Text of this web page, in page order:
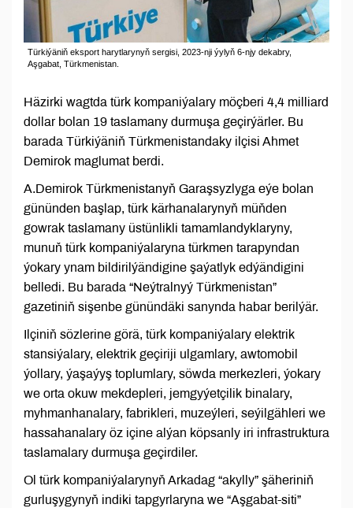
Türkiýäniň eksport harytlarynyň sergisi, 2023-nji ýylyň 6-njy dekabry,
Aşgabat, Türkmenistan.
Häzirki wagtda türk kompaniýalary möçberi 4,4 milliard
dollar bolan 19 taslamany durmuşa geçirýärler. Bu
barada Türkiýäniň Türkmenistandaky ilçisi Ahmet
Demirok maglumat berdi.
A.Demirok Türkmenistanyň Garaşsyzlyga eýe bolan
gününden başlap, türk kärhanalarynyň müňden
gowrak taslamany üstünlikli tamamlandyklaryny,
munuň türk kompaniýalaryna türkmen tarapyndan
ýokary ynam bildirilýändigine şaýatlyk edýändigini
belledi. Bu barada “Neýtralnyý Türkmenistan”
gazetiniň sişenbe günündäki sanynda habar berilýär.
Ilçiniň sözlerine görä, türk kompaniýalary elektrik
stansiýalary, elektrik geçiriji ulgamlary, awtomobil
ýollary, ýaşaýyş toplumlary, söwda merkezleri, ýokary
we orta okuw mekdepleri, jemgyýetçilik binalary,
myhmanhanalary, fabrikleri, muzeýleri, seýilgähleri we
hassahanalary öz içine alýan köpsanly iri infrastruktura
taslamalary durmuşa geçirdiler.
Ol türk kompaniýalarynyň Arkadag “akylly” şäheriniň
gurluşygynyň indiki tapgyrlaryna we “Aşgabat-siti”